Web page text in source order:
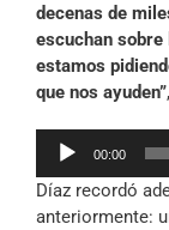
decenas de
escuchan sobre
estamos
que nos ayuden”
Reproductor
audio
00:00
Díaz recordó
anteriormente: